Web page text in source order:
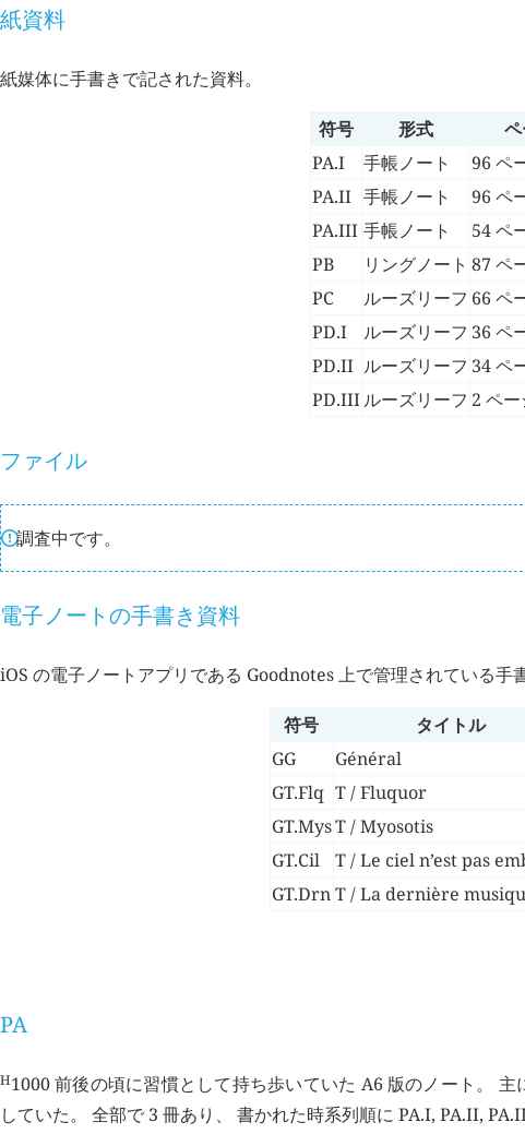
紙資料
紙媒体に手書きで記された資料。
符号 形式
PA.I
手帳ノート 96 ペ
PA.II 手帳ノート 96 ペ
PA.III 手帳ノート 54 ペ
PB
リングノート 87 ペ
PC
ルーズリーフ 66 ペ
PD.I
ルーズリーフ 36 ペ
PD.II ルーズリーフ 34 ペ
PD.III ルーズリーフ 2 ペ
ファイル
調査中です。
電子ノートの手書き資料
iOS の電子ノートアプリである Goodnotes 上で管理されている手
符号 タイトル
GG
Général
GT.Flq T / Fluquor
GT.MysT / Myosotis
GT.Cil
T / Le ciel n’est pas
GT.Drn T / La dernière
PA
H1000前後の頃に習慣として持ち歩いていた A6 版のノート。
していた。 全部で 3 冊あり、 書かれた時系列順に PA.I, PA.II,